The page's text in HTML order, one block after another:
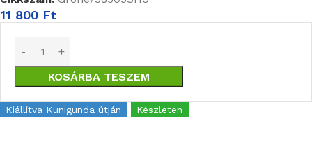
11 800 Ft
KOSÁRBA TESZEM
Kiállítva Kunigunda útján Készleten